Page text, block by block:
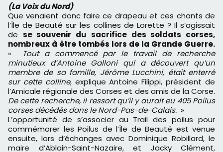
​(La Voix du Nord)
Que venaient donc faire ce drapeau et ces chants de
l’Île de Beauté sur les collines de Lorette ? Il s’agissait
de se souvenir du sacrifice des soldats corses,
nombreux à être tombés lors de la Grande Guerre.
«
Tout a commencé par le travail de recherche
minutieux d’Antoine Galloni qui a découvert qu’un
membre de sa famille, Jérôme Lucchini, était enterré
sur cette colline, explique Antoine Filippi, président de
l’Amicale régionale des Corses et des amis de la Corse.
De cette recherche, il ressort qu’il y aurait eu 405 Poilus
corses décédés dans le Nord-Pas-de-Calais. »
L’opportunité de s’associer au Trail des poilus pour
commémorer les Poilus de l’Île de Beauté est venue
ensuite, lors d’échanges avec Dominique Robillard, le
maire d’Ablain-Saint-Nazaire, et Jacky Clément,